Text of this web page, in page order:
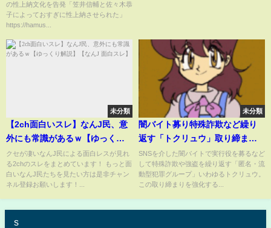
再反論「あの頃のDの何人かに聞
いたらすぐにわかるんじゃない
の性上納文化を告発「笠井信輔と佐々木恭
子によっておすぎに性上納させられた」
https://hamus...
未分類
【2ch面白いスレ】なんJ民、意
外にも常識があるｗ【ゆっくり
解説】【なんJ 面白スレ】
クセが凄いなんJ民による面白レスが見れ
る2chのスレをまとめています！ もっと面
白いなんJ民たちを見たい方は是非チャン
ネル登録お願いします！...
未分類
闇バイト募り特殊詐欺など繰り
返す「トクリュウ」取り締まり
強化に専門部署を新設 北海道
警
SNSを介した闇バイトで実行役を募るなど
して特殊詐欺や強盗を繰り返す「匿名・流
動型犯罪グループ」いわゆるトクリュウ。
この取り締まりを強化する...
s